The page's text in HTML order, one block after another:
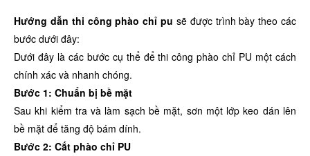
Hướng dẫn thi công phào chỉ pu sẽ được trình bày theo các
bước dưới đây:
Dưới đây là các bước cụ thể để thi công phào chỉ PU một cách
chính xác và nhanh chóng.
Bước 1: Chuẩn bị bề mặt
Sau khi kiểm tra và làm sạch bề mặt, sơn một lớp keo dán lên
bề mặt để tăng độ bám dính.
Bước 2: Cắt phào chỉ PU